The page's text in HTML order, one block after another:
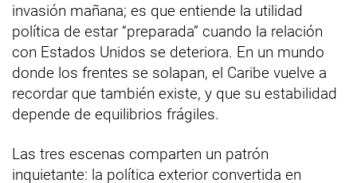
invasión mañana; es que entiende la utilidad
política de estar “preparada” cuando la relación
con Estados Unidos se deteriora. En un mundo
donde los frentes se solapan, el Caribe vuelve a
recordar que también existe, y que su estabilidad
depende de equilibrios frágiles.
Las tres escenas comparten un patrón
inquietante: la política exterior convertida en